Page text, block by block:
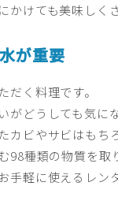
かけても美味しく
が重要
く料理です。
どうしても気に
カビやサビはもち
種類の物質を取
手軽に使えるレン